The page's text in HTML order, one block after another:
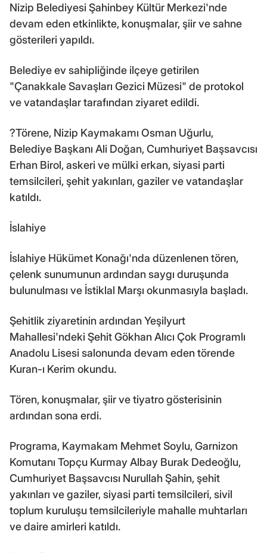
Nizip Belediyesi Şahinbey Kültür Merkezi'nde
devam eden etkinlikte, konuşmalar, şiir ve sahne
gösterileri yapıldı.
Belediye ev sahipliğinde ilçeye getirilen
"Çanakkale Savaşları Gezici Müzesi" de protokol
ve vatandaşlar tarafından ziyaret edildi.
?Törene, Nizip Kaymakamı Osman Uğurlu,
Belediye Başkanı Ali Doğan, Cumhuriyet Başsavcısı
Erhan Birol, askeri ve mülki erkan, siyasi parti
temsilcileri, şehit yakınları, gaziler ve vatandaşlar
katıldı.
İslahiye
İslahiye Hükümet Konağı'nda düzenlenen tören,
çelenk sunumunun ardından saygı duruşunda
bulunulması ve İstiklal Marşı okunmasıyla başladı.
Şehitlik ziyaretinin ardından Yeşilyurt
Mahallesi'ndeki Şehit Gökhan Alıcı Çok Programlı
Anadolu Lisesi salonunda devam eden törende
Kuran-ı Kerim okundu.
Tören, konuşmalar, şiir ve tiyatro gösterisinin
ardından sona erdi.
Programa, Kaymakam Mehmet Soylu, Garnizon
Komutanı Topçu Kurmay Albay Burak Dedeoğlu,
Cumhuriyet Başsavcısı Nurullah Şahin, şehit
yakınları ve gaziler, siyasi parti temsilcileri, sivil
toplum kuruluşu temsilcileriyle mahalle muhtarları
ve daire amirleri katıldı.